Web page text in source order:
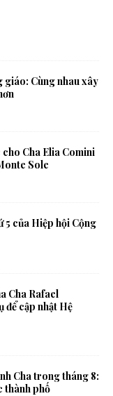
Cùng nhau xây
Cha Elia Comini
Sole
5 của Hiệp hội Cộng
Cha Rafael
để cập nhật Hệ
Cha trong tháng 8:
thành phố